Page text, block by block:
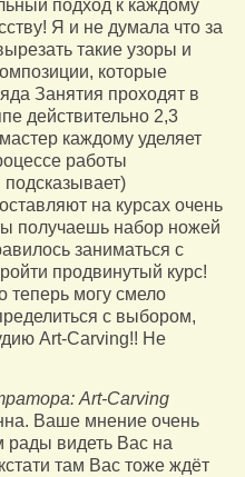
подход к каждому
Я и не думала что за
такие узоры и
которые
Занятия проходят в
действительно 2,3
каждому уделяет
работы
подсказывает)
на курсах очень
получаешь набор ножей
заниматься с
продвинутый курс!
теперь могу смело
с выбором,
Art-Carving!! Не
Art-Carving
Ваше мнение очень
рады видеть Вас на
там Вас тоже ждёт